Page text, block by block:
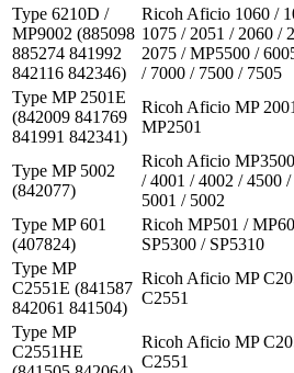
Type 6210D /
MP9002 (885098
885274 841992
842116 842346)
Ricoh Aficio 1060 /
1075 / 2051 / 2060 /
2075 / MP5500 /
/ 7000 / 7500 / 7505
Type MP 2501E
(842009 841769
841991 842341)
Ricoh Aficio MP
MP2501
Type MP 5002
(842077)
Ricoh Aficio
/ 4001 / 4002 / 4500
5001 / 5002
Type MP 601
(407824)
Ricoh MP501 /
SP5300 / SP5310
Type MP
C2551E (841587
842061 841504)
Ricoh Aficio MP
C2551
Type MP
C2551HE
Ricoh Aficio MP
C2551